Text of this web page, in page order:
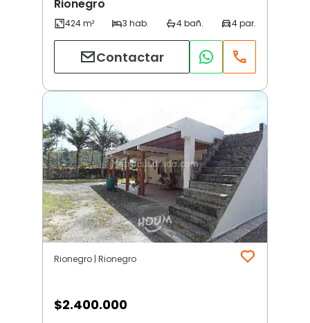
Rionegro
Contactar
Rionegro | Rionegro
$2.400.000